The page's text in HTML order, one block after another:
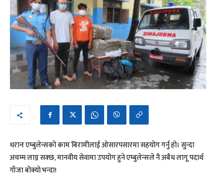
धरानः एम्बुलेन्सको काम बिरामीलाई ओसारपसारमा सहयोग गर्नु हो। सुन्दा
अचम्म लाग्न सक्छ, मानवीय सेवामा उपयोग हुने एम्बुलेन्सले नै अबैध लागू पदार्थ
गाँजा बोक्यो भन्दा!